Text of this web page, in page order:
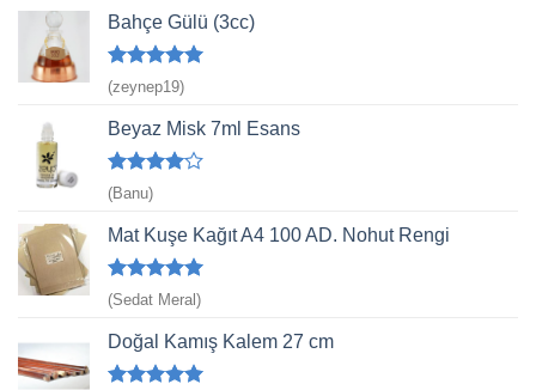
Bahçe Gülü (3cc)
5 üzerinden
5
oy aldı
(zeynep19)
Beyaz Misk 7ml Esans
5
üzerinden
4 oy aldı
(Banu)
Mat Kuşe Kağıt A4 100 AD. Nohut Rengi
5 üzerinden
5
(Sedat Meral)
Doğal Kamış Kalem 27 cm